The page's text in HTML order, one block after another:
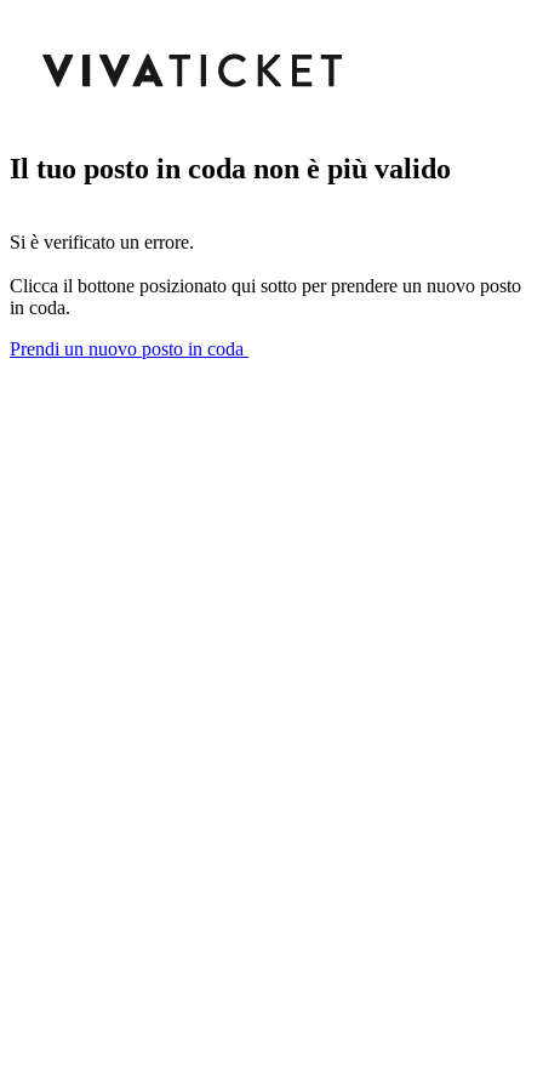
Il tuo posto in coda non è più valido
Si è verificato un errore.
Clicca il bottone posizionato qui sotto per prendere un nuovo posto
in coda.
Prendi un nuovo posto in coda